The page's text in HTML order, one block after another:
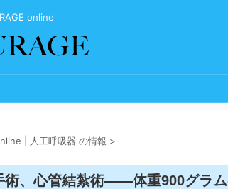
online
| 人工呼吸器 の情報 >
術、心管結紮術――体重900グラ